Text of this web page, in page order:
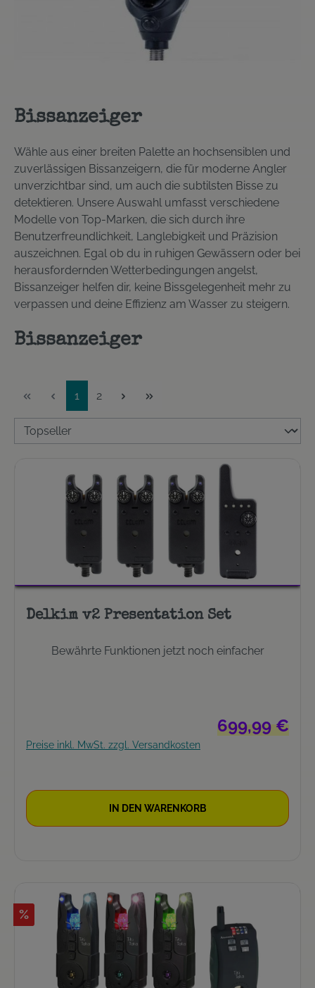
Bissanzeiger
Wähle aus einer breiten Palette an hochsensiblen und
zuverlässigen Bissanzeigern, die für moderne Angler
unverzichtbar sind, um auch die subtilsten Bisse zu
detektieren. Unsere Auswahl umfasst verschiedene
Modelle von Top-Marken, die sich durch ihre
Benutzerfreundlichkeit, Langlebigkeit und Präzision
auszeichnen. Egal ob du in ruhigen Gewässern oder bei
herausfordernden Wetterbedingungen angelst,
Bissanzeiger helfen dir, keine Bissgelegenheit mehr zu
verpassen und deine Effizienz am Wasser zu steigern.
Bissanzeiger
Seite
1 Seite
2
Delkim v2 Presentation Set
Bewährte Funktionen jetzt noch einfacher
Regulärer Preis:
699,99 €
Preise inkl. MwSt. zzgl. Versandkosten
IN DEN WARENKORB
%